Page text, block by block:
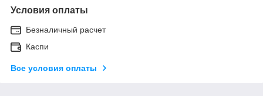
Условия оплаты
Безналичный расчет
Каспи
Все условия оплаты